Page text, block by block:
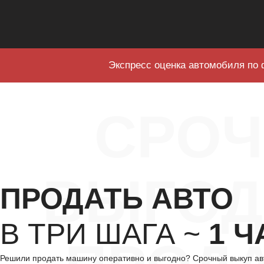
Экспресс оценка автомобиля
ПРОДАТЬ АВТО
В ТРИ ШАГА ~ 1
Решили продать машину оперативно и выгодно? Срочный выкуп